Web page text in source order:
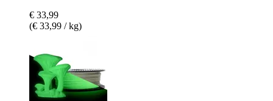
€ 33,99
(€ 33,99 / kg)